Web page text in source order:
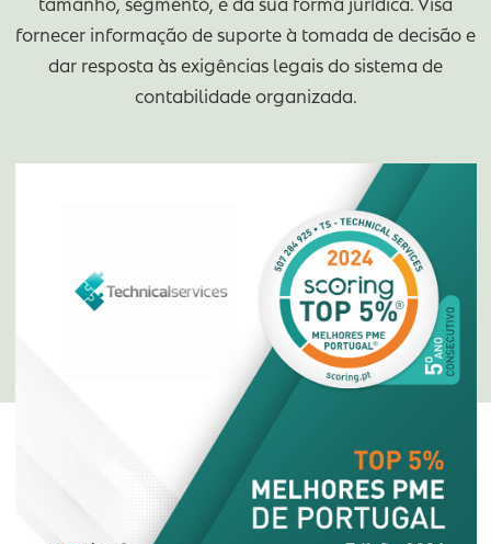
CONTABILIDADE E AUDITORIA
A Contabilidade é um instrumento imprescindível
todas as empresas, independentemente do seu
tamanho, segmento, e da sua forma jurídica.
fornecer informação de suporte à tomada de
dar resposta às exigências legais do sistema de
contabilidade organizada.